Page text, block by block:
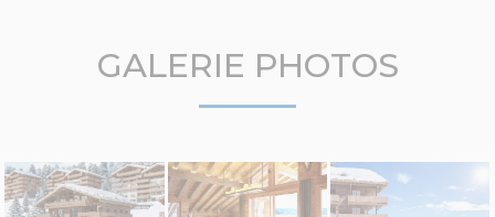
GALERIE PHOTOS